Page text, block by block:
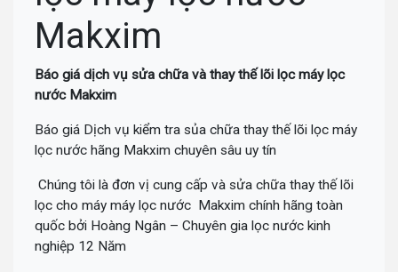
Makxim
Báo giá dịch vụ sửa chữa và thay thế lõi lọc máy lọc
nước Makxim
Báo giá Dịch vụ kiểm tra sủa chữa thay thế lõi lọc máy
lọc nước hãng Makxim chuyên sâu uy tín
Chúng tôi là đơn vị cung cấp và sửa chữa thay thế lõi
lọc cho máy máy lọc nước Makxim chính hãng toàn
quốc bởi Hoàng Ngân – Chuyên gia lọc nước kinh
nghiệp 12 Năm